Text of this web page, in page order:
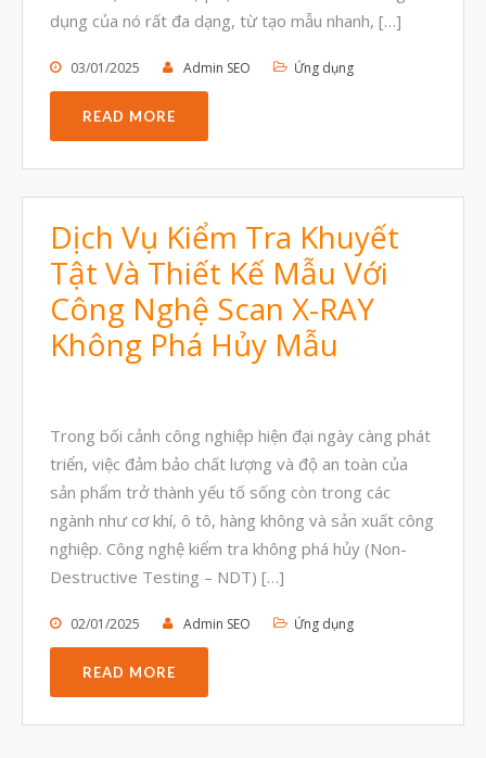
dụng của nó rất đa dạng, từ tạo mẫu nhanh, […]
03/01/2025 Admin SEO Ứng dụng
READ MORE
Dịch Vụ Kiểm Tra Khuyết
Tật Và Thiết Kế Mẫu Với
Công Nghệ Scan X-RAY
Không Phá Hủy Mẫu
Trong bối cảnh công nghiệp hiện đại ngày càng phát
triển, việc đảm bảo chất lượng và độ an toàn của
sản phẩm trở thành yếu tố sống còn trong các
ngành như cơ khí, ô tô, hàng không và sản xuất công
nghiệp. Công nghệ kiểm tra không phá hủy (Non-
Destructive Testing – NDT) […]
02/01/2025 Admin SEO Ứng dụng
READ MORE